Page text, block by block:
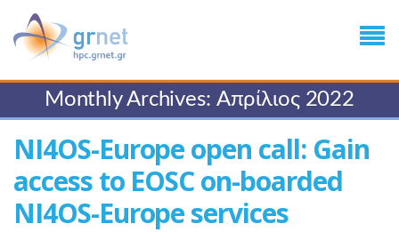
Monthly Archives: Απρίλιος 2022
NI4OS-Europe open call: Gain
access to EOSC on-boarded
NI4OS-Europe services